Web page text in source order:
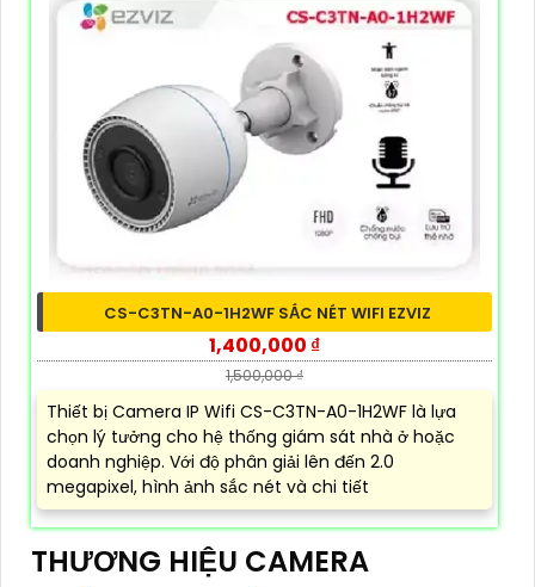
CS-C3TN-A0-1H2WF SẮC NÉT WIFI EZVIZ
1,400,000 ₫
1,500,000 ₫
Thiết bị Camera IP Wifi CS-C3TN-A0-1H2WF là lựa
chọn lý tưởng cho hệ thống giám sát nhà ở hoặc
doanh nghiệp. Với độ phân giải lên đến 2.0
megapixel, hình ảnh sắc nét và chi tiết
THƯƠNG HIỆU CAMERA